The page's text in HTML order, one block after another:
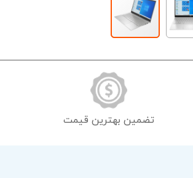
تضمین بهترین قیمت